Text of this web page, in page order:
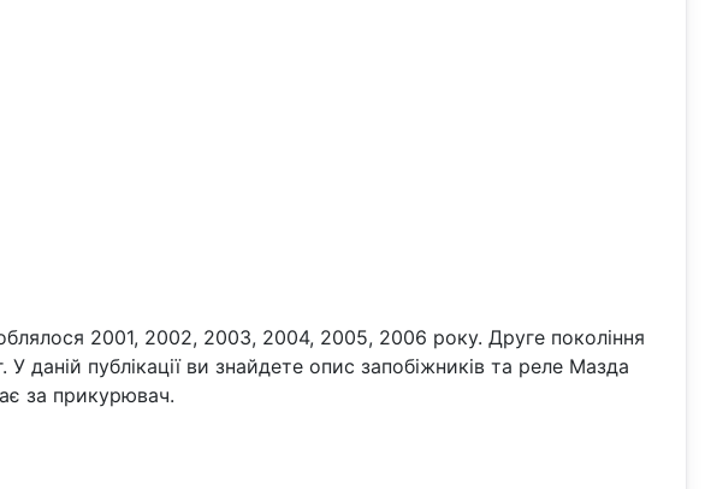
2001, 2002, 2003, 2004, 2005, 2006 року. Друге покоління
публікації ви знайдете опис запобіжників та реле Мазда
за прикурювач.